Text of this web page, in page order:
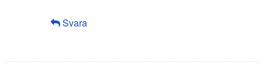
Svara